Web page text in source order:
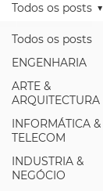
Todos os posts
ENGENHARIA
ARTE &
ARQUITECTURA
INFORMÁTICA &
TELECOM
INDUSTRIA &
NEGÓCIO
Todos os posts